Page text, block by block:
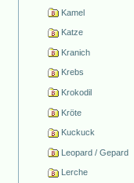
Kamel
Katze
Kranich
Krebs
Krokodil
Kröte
Kuckuck
Leopard / Gepard
Lerche